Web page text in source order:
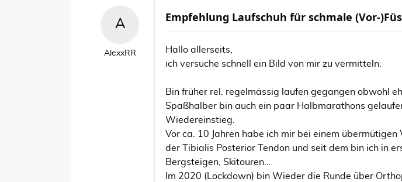
AlexxRR
Empfehlung Laufschuh für schmale (Vor-
Hallo allerseits,
ich versuche schnell ein Bild von mir zu vermitteln:
Bin früher rel. regelmässig laufen gegangen obwohl
Spaßhalber bin auch ein paar Halbmarathons
Wiedereinstieg.
Vor ca. 10 Jahren habe ich mir bei einem
der Tibialis Posterior Tendon und seit dem bin ich in
Bergsteigen, Skitouren...
Im 2020 (Lockdown) bin Wieder die Runde über